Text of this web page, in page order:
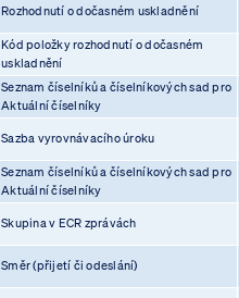
Rozhodnutí o dočasném uskladnění
Kód položky rozhodnutí o dočasném
uskladnění
Seznam číselníků a číselníkových sad pro
Aktuální číselníky
Sazba vyrovnávacího úroku
Seznam číselníků a číselníkových sad pro
Aktuální číselníky
Skupina v ECR zprávách
Směr (přijetí či odeslání)